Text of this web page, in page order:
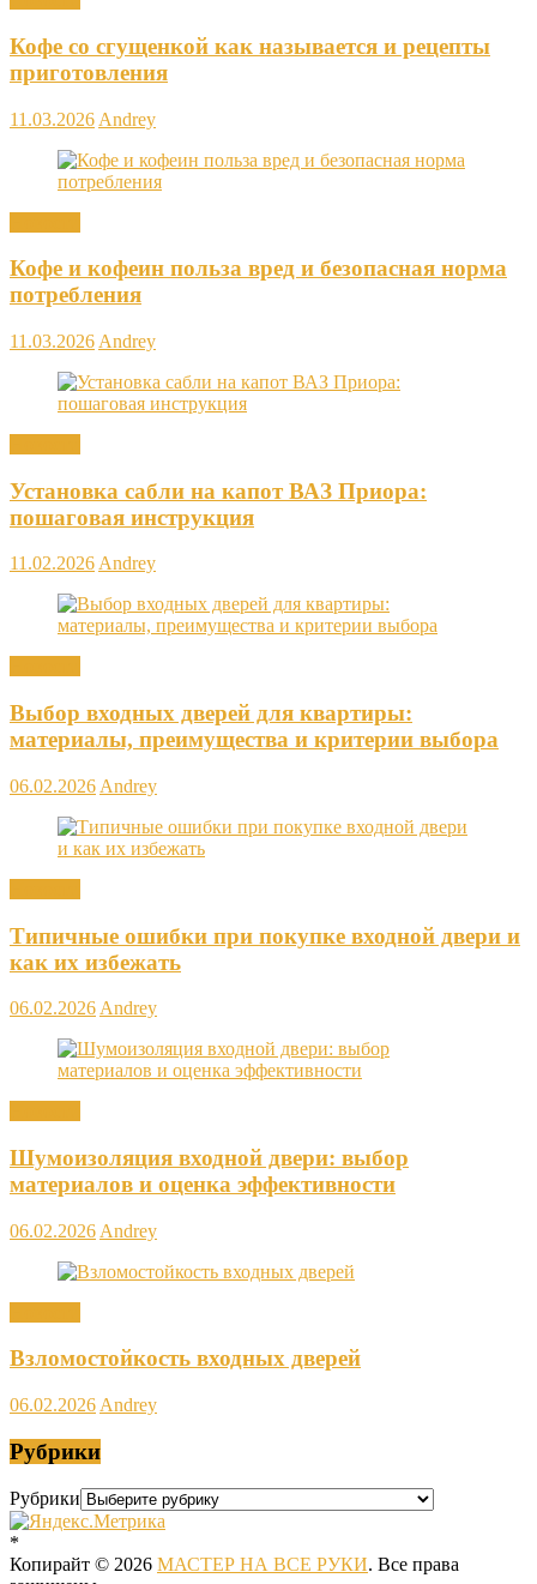
Кофе со сгущенкой как называется и рецепты
приготовления
11.03.2026 Andrey
Кофе и кофеин польза вред и безопасная норма
потребления
11.03.2026 Andrey
Установка сабли на капот ВАЗ Приора:
пошаговая инструкция
11.02.2026 Andrey
Выбор входных дверей для квартиры:
материалы, преимущества и критерии выбора
06.02.2026 Andrey
Типичные ошибки при покупке входной двери и
как их избежать
06.02.2026 Andrey
Шумоизоляция входной двери: выбор
материалов и оценка эффективности
06.02.2026 Andrey
Взломостойкость входных дверей
06.02.2026 Andrey
Рубрики
Рубрики
*
Копирайт © 2026 МАСТЕР НА ВСЕ РУКИ. Все права